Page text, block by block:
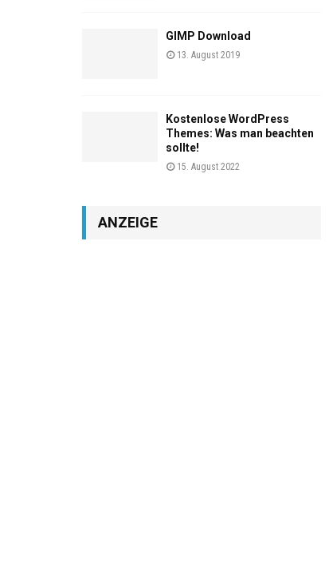
GIMP Download
13. August 2019
Kostenlose WordPress
Themes: Was man beachten
sollte!
15. August 2022
ANZEIGE